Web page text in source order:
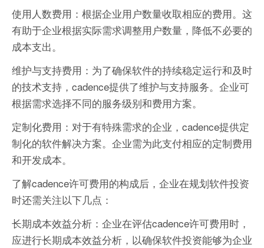
使用人数费用：根据企业用户数量收取相应的费用。这
有助于企业根据实际需求调整用户数量，降低不必要的
成本支出。
维护与支持费用：为了确保软件的持续稳定运行和及时
的技术支持，cadence提供了维护与支持服务。企业可
根据需求选择不同的服务级别和费用方案。
定制化费用：对于有特殊需求的企业，cadence提供定
制化的软件解决方案。企业需为此支付相应的定制费用
和开发成本。
了解cadence许可费用的构成后，企业在规划软件投资
时还需关注以下几点：
长期成本效益分析：企业在评估cadence许可费用时，
应进行长期成本效益分析，以确保软件投资能够为企业